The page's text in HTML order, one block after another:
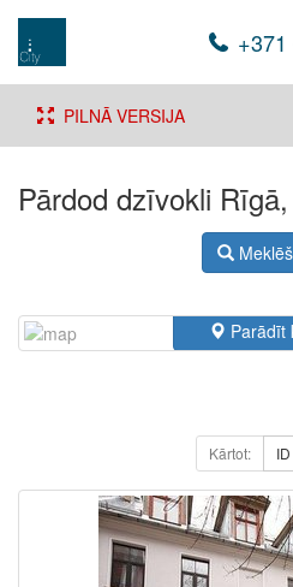
PILNĀ VERSIJA
Pārdod dzīvokli
Parādīt
Kārtot: ID